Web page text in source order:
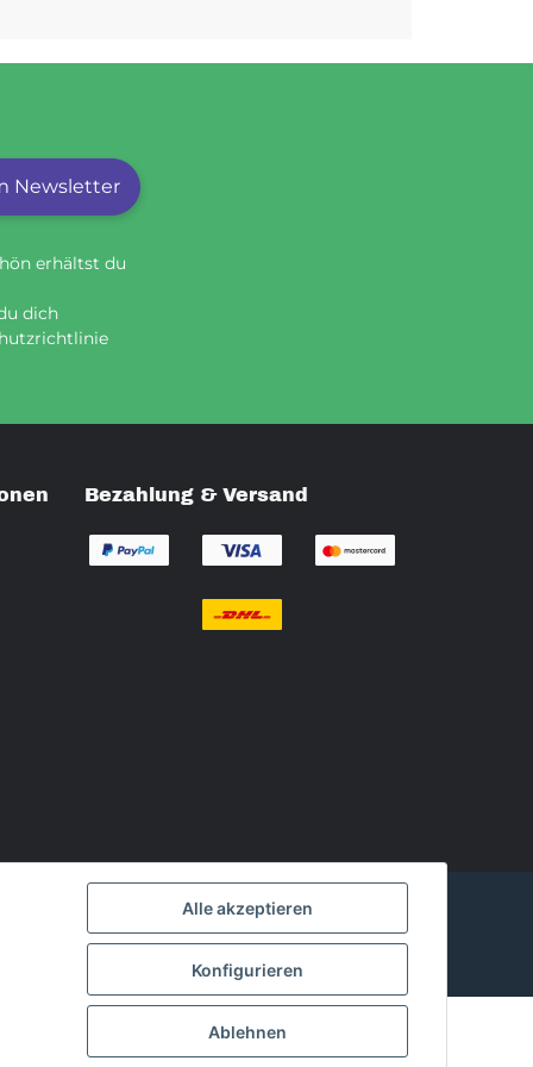
Alle akzeptieren
Konfigurieren
Ablehnen
Newsletter
erhältst du
dich
Bezahlung & Versand